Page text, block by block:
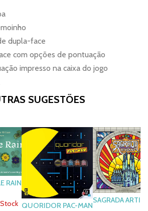
dupla-face
com opções de pontuação
impresso na caixa do jogo
SUGESTÕES
RAIN
QUORIDOR PAC-MAN
SAGRADA